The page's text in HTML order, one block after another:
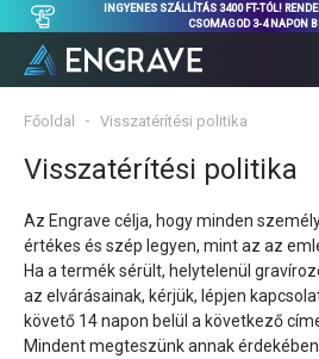
INGYENES SZÁLLÍTÁS 3400 FT-TÓL!
CSOMAGOD 3-4 NAPON
Főoldal Visszatérítési politika
Visszatérítési politika
Az Engrave célja, hogy minden
értékes és szép legyen, mint az az
Ha a termék sérült, helytelenül
az elvárásainak, kérjük, lépjen
követő 14 napon belül a következő
Mindent megteszünk annak